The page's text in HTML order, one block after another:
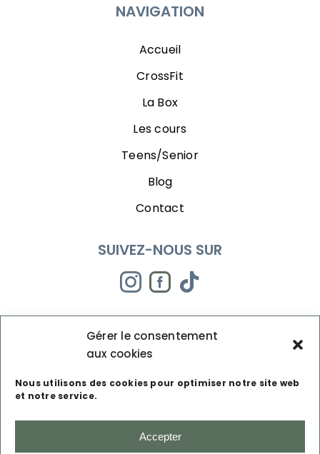
Gérer le consentement
aux cookies
Nous utilisons des cookies pour optimiser notre site web
et notre service.
Accepter
NAVIGATION
Accueil
CrossFit
La Box
Les cours
Teens/Senior
Blog
Contact
SUIVEZ-NOUS SUR